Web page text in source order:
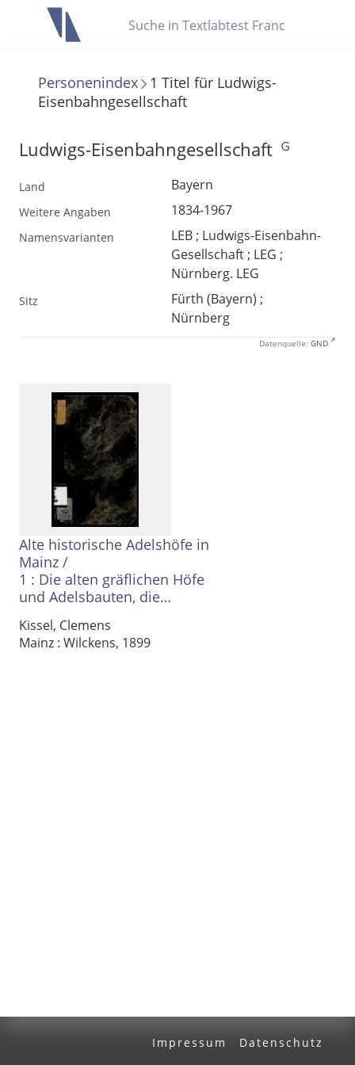
Letzte Trefferliste
Die letzte Trefferliste besteht aus Ihrer letzten Suche, samt
Anzeigen
Zuletzt gesucht
Noch keine Suchworte
Info zu Suchanfragen
Personenindex 1 Titel für Ludwigs-
Eisenbahngesellschaft
Ludwigs-Eisenbahngesellschaft
Land Bayern
Weitere Angaben 1834-1967
Namensvarianten
LEB ; Ludwigs-Eisenbahn-
Gesellschaft ; LEG ;
Nürnberg. LEG
Sitz
Fürth (Bayern) ;
Nürnberg
Datenquelle: GND
Alte historische Adelshöfe in
Mainz /
1 : Die alten gräflichen Höfe
und Adelsbauten, die
Kissel, Clemens
Mainz : Wilckens, 1899
Impressum Datenschutz